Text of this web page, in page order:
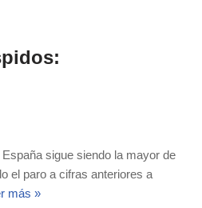
sigue siendo la mayor de
el paro a cifras anteriores a
más »